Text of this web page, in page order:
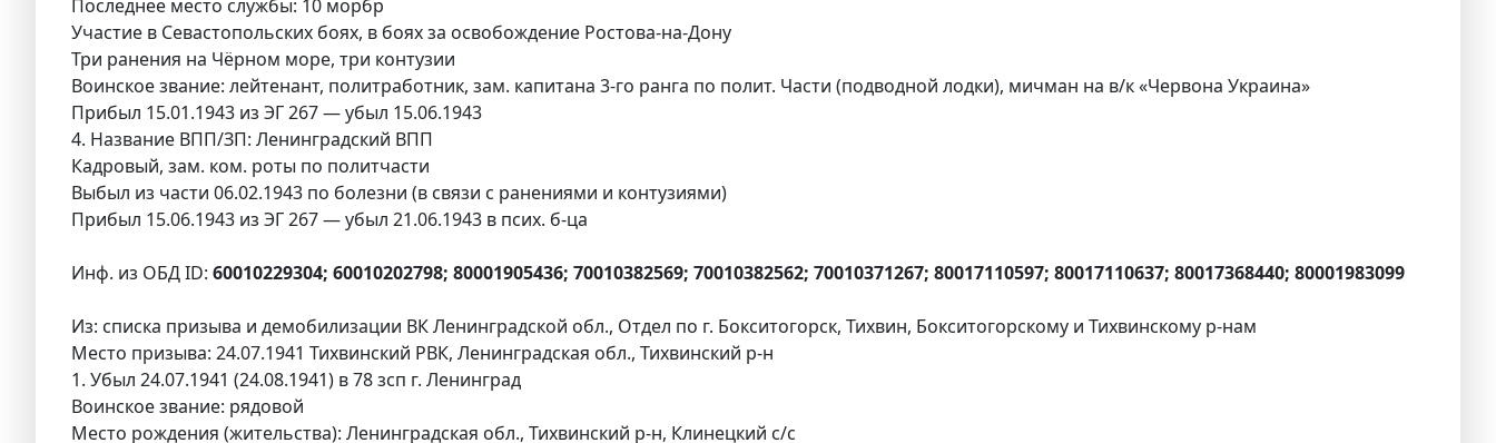
Последнее место службы: 10 морбр
Участие в Севастопольских боях, в боях за освобождение Ростова-на-Дону
Три ранения на Чёрном море, три контузии
Воинское звание: лейтенант, политработник, зам. капитана 3-го ранга по полит. Части (подводной лодки), мичман на в/к «Червона Украина»
Прибыл 15.01.1943 из ЭГ 267 — убыл 15.06.1943
4. Название ВПП/ЗП: Ленинградский ВПП
Кадровый, зам. ком. роты по политчасти
Выбыл из части 06.02.1943 по болезни (в связи с ранениями и контузиями)
Прибыл 15.06.1943 из ЭГ 267 — убыл 21.06.1943 в псих. б-ца
Инф. из ОБД ID: 60010229304; 60010202798; 80001905436; 70010382569; 70010382562; 70010371267; 80017110597; 80017110637; 80017368440; 80001983099
Из: списка призыва и демобилизации ВК Ленинградской обл., Отдел по г. Бокситогорск, Тихвин, Бокситогорскому и Тихвинскому р-нам
Место призыва: 24.07.1941 Тихвинский РВК, Ленинградская обл., Тихвинский р-н
1. Убыл 24.07.1941 (24.08.1941) в 78 зсп г. Ленинград
Воинское звание: рядовой
Место рождения (жительства): Ленинградская обл., Тихвинский р-н, Клинецкий с/с